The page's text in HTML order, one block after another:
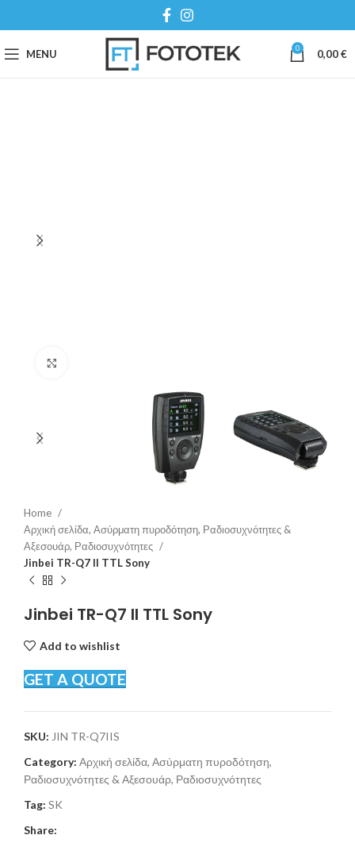
MENU 0 0,00€
Home
Αρχική σελίδα, Ασύρματη πυροδότηση, Ραδιοσυχνότητες &
Αξεσουάρ, Ραδιοσυχνότητες
Jinbei TR-Q7 II TTL Sony
Jinbei TR-Q7 II TTL Sony
Add to wishlist
GET A QUOTE
SKU: JIN TR-Q7IIS
Category: Αρχική σελίδα, Ασύρματη πυροδότηση,
Ραδιοσυχνότητες & Αξεσουάρ, Ραδιοσυχνότητες
Tag: SK
Share: